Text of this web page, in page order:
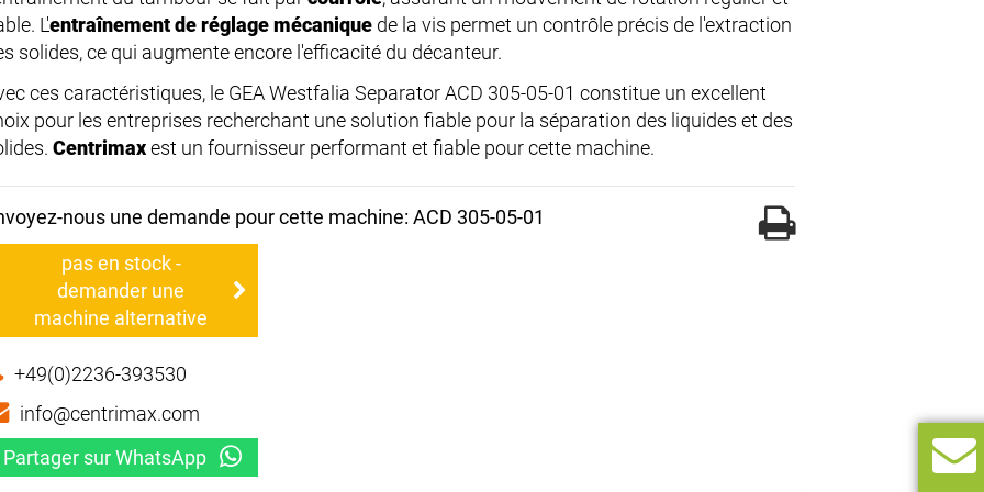
L'entraînement de réglage mécanique de la vis permet un contrôle précis de l'extraction
solides, ce qui augmente encore l'efficacité du décanteur.
ces caractéristiques, le GEA Westfalia Separator ACD 305-05-01 constitue un excellent
pour les entreprises recherchant une solution fiable pour la séparation des liquides et des
Centrimaxest un fournisseur performant et fiable pour cette machine.
nous une demande pour cette machine: ACD 305-05-01
pas en stock -
demander une
machine alternative
+49(0)2236-393530
info@centrimax.com
Partager sur WhatsApp